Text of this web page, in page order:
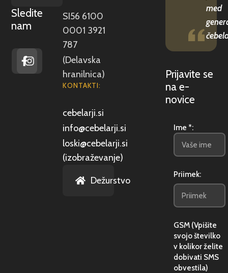
Sledite
nam
SI56 6100
0001 3921
787
(Delavska
hranilnica)
KONTAKTI:
cebelarji.si
info@cebelarji.si
loski@cebelarji.si
(izobraževanje)
Dežurstvo
med
Prijavite se
na e-
novice
Ime *:
Priimek:
GSM (Vpišite
svojo številko
v kolikor želite
dobivati SMS
obvestila)